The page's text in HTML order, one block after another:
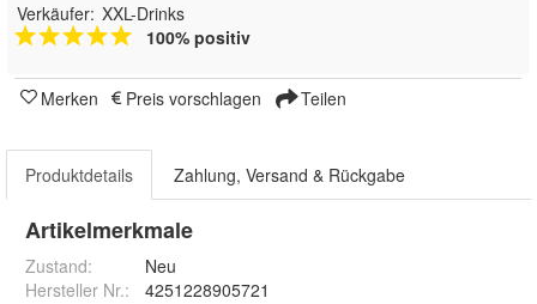
Verkäufer: XXL-Drinks
100% positiv
Merken Preis vorschlagen Teilen
Produktdetails Zahlung, Versand & Rückgabe
Artikelmerkmale
Zustand:
Neu
Hersteller Nr.:
4251228905721